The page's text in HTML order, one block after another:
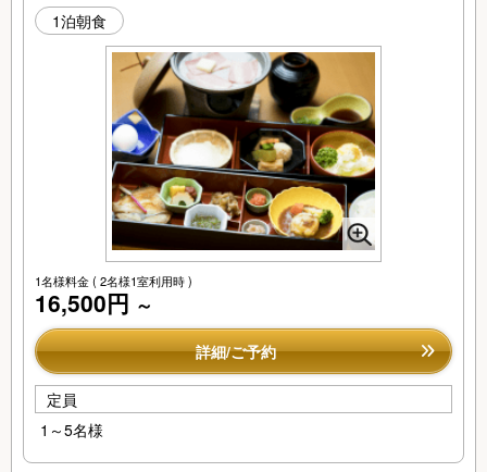
1泊朝食
1名様料金( 2名様1室利用時 )
16,500円 ～
詳細/ご予約
定員
1～5名様